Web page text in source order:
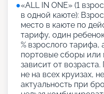
●«АLL IN ONE» (1
в одной каюте):
место в каюте по
тарифу, один
% взрослого тарифа,
портовые сборы или
зависит от
не на всех круизах,
актуальность при